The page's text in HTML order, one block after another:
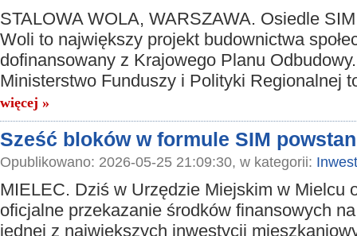
STALOWA WOLA, WARSZAWA. Osiedle
Woli to największy projekt budownictwa
dofinansowany z Krajowego Planu
Ministerstwo Funduszy i Polityki Regionalnej
więcej »
Sześć bloków w formule SIM
Opublikowano: 2026-05-25 21:09:30, w kategorii:
MIELEC. Dziś w Urzędzie Miejskim w Mielcu
oficjalne przekazanie środków finansowych
jednej z największych inwestycji